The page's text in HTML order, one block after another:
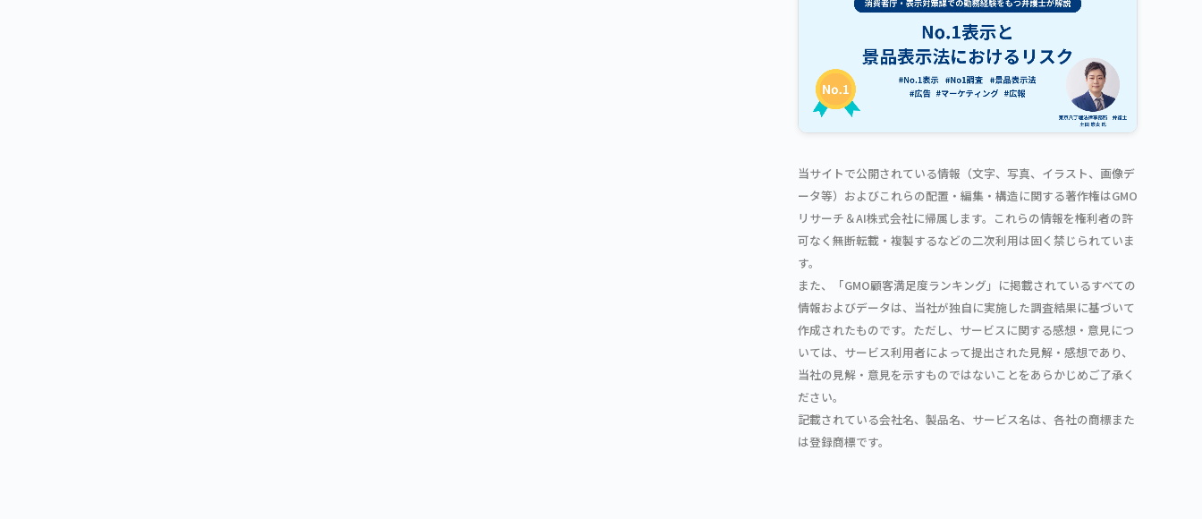
当サイトで公開されている情報（文字、写真、イラスト、画像デ
ータ等）およびこれらの配置・編集・構造に関する著作権はGMO
リサーチ＆AI株式会社に帰属します。これらの情報を権利者の許
可なく無断転載・複製するなどの二次利用は固く禁じられていま
す。
また、「GMO顧客満足度ランキング」に掲載されているすべての
情報およびデータは、当社が独自に実施した調査結果に基づいて
作成されたものです。ただし、サービスに関する感想・意見につ
いては、サービス利用者によって提出された見解・感想であり、
当社の見解・意見を示すものではないことをあらかじめご了承く
ださい。
記載されている会社名、製品名、サービス名は、各社の商標また
は登録商標です。